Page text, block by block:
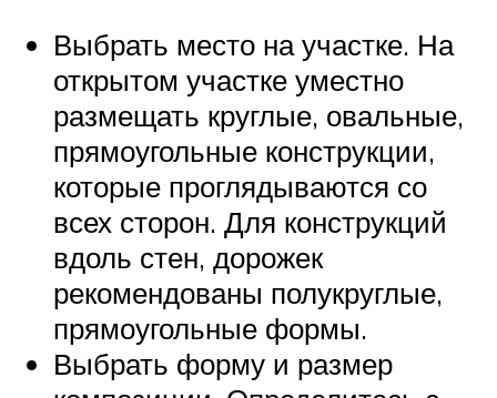
Выбрать место на участке. На
открытом участке уместно
размещать круглые, овальные,
прямоугольные конструкции,
которые проглядываются со
всех сторон. Для конструкций
вдоль стен, дорожек
рекомендованы полукруглые,
прямоугольные формы.
Выбрать форму и размер